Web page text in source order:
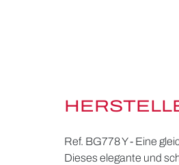
Ref. BG778 Y - Eine
Dieses elegante und